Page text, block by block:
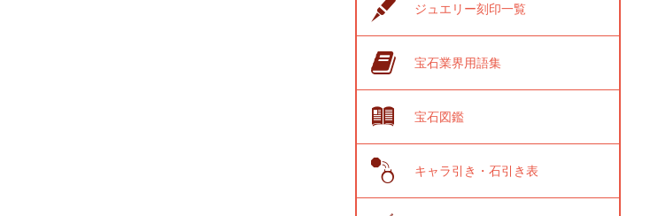
ジュエリー刻印一覧
宝石業界用語集
宝石図鑑
キャラ引き・石引き表